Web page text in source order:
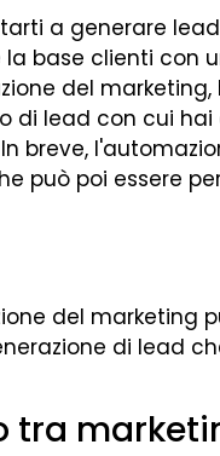
a generare
base clienti con
del
di lead con cui
breve,
può poi essere
del marketing
di lead
tra